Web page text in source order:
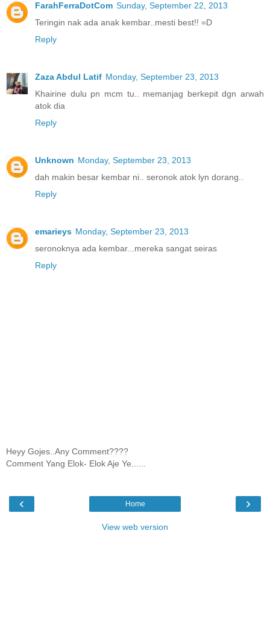
FarahFerraDotCom Sunday, September 22, 2013
Teringin nak ada anak kembar..mesti best!! =D
Reply
Zaza Abdul Latif Monday, September 23, 2013
Khairine dulu pn mcm tu.. memanjag berkepit dgn arwah
atok dia
Reply
Unknown Monday, September 23, 2013
dah makin besar kembar ni.. seronok atok lyn dorang..
Reply
emarieys Monday, September 23, 2013
seronoknya ada kembar...mereka sangat seiras
Reply
Heyy Gojes..Any Comment????
Comment Yang Elok- Elok Aje Ye......
‹ ›
Home
View web version